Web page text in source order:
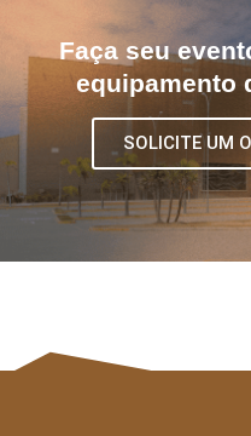
Faça seu
equipamento
SOLICITE UM